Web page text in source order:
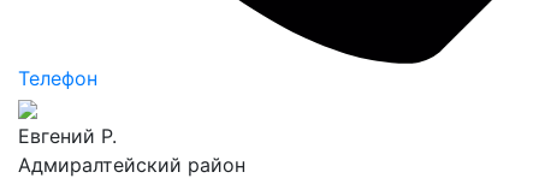
Телефон
Евгений Р.
Адмиралтейский район